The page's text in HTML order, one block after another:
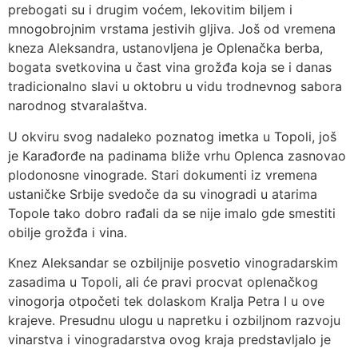
prebogati su i drugim voćem, lekovitim biljem i
mnogobrojnim vrstama jestivih gljiva. Još od vremena
kneza Aleksandra, ustanovljena je Oplenačka berba,
bogata svetkovina u čast vina grožđa koja se i danas
tradicionalno slavi u oktobru u vidu trodnevnog sabora
narodnog stvaralaštva.
U okviru svog nadaleko poznatog imetka u Topoli, još
je Кarađorđe na padinama bliže vrhu Oplenca zasnovao
plodonosne vinograde. Stari dokumenti iz vremena
ustaničke Srbije svedoče da su vinogradi u atarima
Topole tako dobro rađali da se nije imalo gde smestiti
obilje grožđa i vina.
Кnez Aleksandar se ozbiljnije posvetio vinogradarskim
zasadima u Topoli, ali će pravi procvat oplenačkog
vinogorja otpočeti tek dolaskom Кralja Petra I u ove
krajeve. Presudnu ulogu u napretku i ozbiljnom razvoju
vinarstva i vinogradarstva ovog kraja predstavljalo je